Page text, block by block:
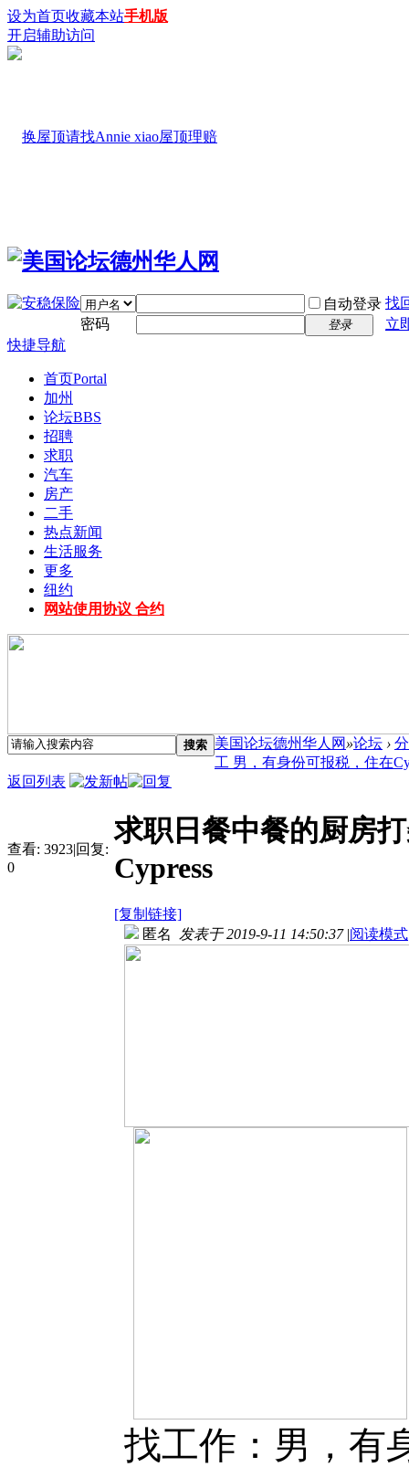
设为首页收藏本站手机版
开启辅助访问
自动登录 找
密码
登录
立
快捷导航
首页Portal
加州
论坛BBS
招聘
求职
汽车
房产
二手
热点新闻
生活服务
更多
纽约
网站使用协议 合约
搜索 美国论坛德州华人网 »论坛 ›
工 男，有身份可报税，住在
返回列表
查看: 3923|回复:
0
求职日餐中餐的厨房
Cypress
[复制链接]
匿名 发表于 2019-9-11 14:50:37 |阅读模式
找工作：男，有